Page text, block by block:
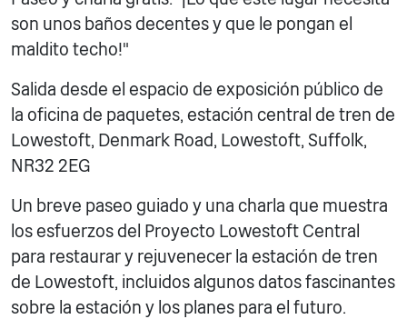
son unos baños decentes y que le pongan el
maldito techo!"
Salida desde el espacio de exposición público de
la oficina de paquetes, estación central de tren de
Lowestoft, Denmark Road, Lowestoft, Suffolk,
NR32 2EG
Un breve paseo guiado y una charla que muestra
los esfuerzos del Proyecto Lowestoft Central
para restaurar y rejuvenecer la estación de tren
de Lowestoft, incluidos algunos datos fascinantes
sobre la estación y los planes para el futuro.